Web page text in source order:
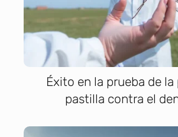
Éxito en la prueba de la
pastilla contra el